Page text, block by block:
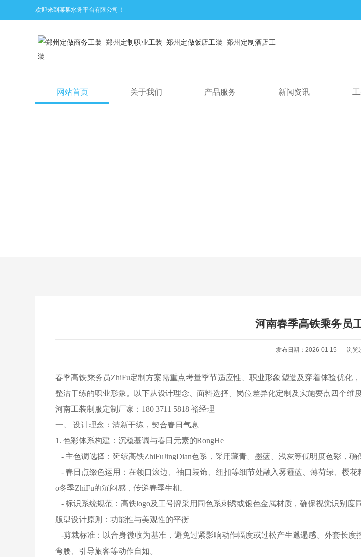
欢迎来到某某水务平台有限公司！
网站首页 关于我们 产品服务 新闻资讯
河南春季高铁乘务员
发布日期：2026-01-15 浏览
春季高铁乘务员ZhiFu定制方案需重点考量季节适应性、职业形象塑造及穿着体验优化
整洁干练的职业形象。以下从设计理念、面料选择、岗位差异化定制及实施要点四个维
河南工装制服定制厂家：180 3711 5818 裕经理
一、 设计理念：清新干练，契合春日气息
1. 色彩体系构建：沉稳基调与春日元素的RongHe
- 主色调选择：延续高铁ZhiFuJingDian色系，采用藏青、墨蓝、浅灰等低明度色彩，确
- 春日点缀色运用：在领口滚边、袖口装饰、纽扣等细节处融入雾霾蓝、薄荷绿、樱
o冬季ZhiFu的沉闷感，传递春季生机。
- 标识系统规范：高铁logo及工号牌采用同色系刺绣或银色金属材质，确保视觉识别度
版型设计原则：功能性与美观性的平衡
-剪裁标准：以合身微收为基准，避免过紧影响动作幅度或过松产生邋遢感。外套长
弯腰、引导旅客等动作自如。